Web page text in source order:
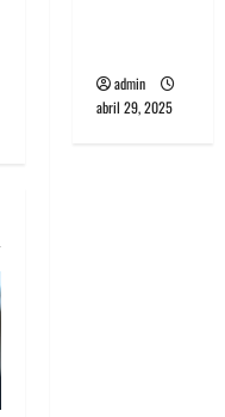
admin
abril 29, 2025